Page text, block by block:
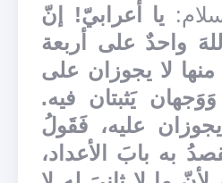
يا أعرابيّ! إنّ
واحدٌ على أربعة
لا يجوزان على
يَثبتان فيه.
يجوزان عليه، فَقَولُ
به بابَ الأعداد،